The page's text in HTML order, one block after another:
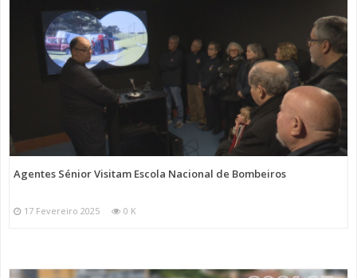
Agentes Sénior Visitam Escola Nacional de Bombeiros
17 Fevereiro 2025 0 K